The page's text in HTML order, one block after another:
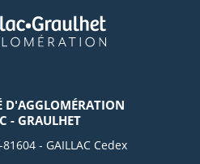
D'AGGLOMÉRATION
- GRAULHET
- GAILLAC Cedex